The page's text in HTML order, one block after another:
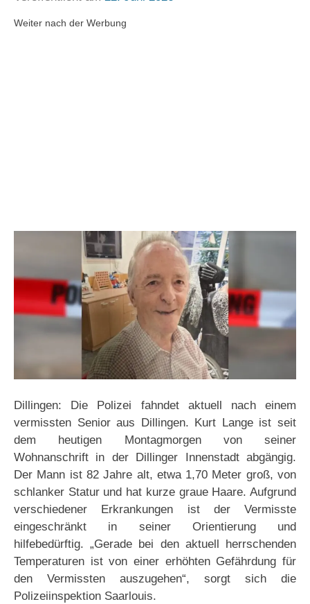
Weiter nach der Werbung
Dillingen: Die Polizei fahndet aktuell nach einem
vermissten Senior aus Dillingen. Kurt Lange ist seit
dem heutigen Montagmorgen von seiner
Wohnanschrift in der Dillinger Innenstadt abgängig.
Der Mann ist 82 Jahre alt, etwa 1,70 Meter groß, von
schlanker Statur und hat kurze graue Haare. Aufgrund
verschiedener Erkrankungen ist der Vermisste
eingeschränkt in seiner Orientierung und
hilfebedürftig. „Gerade bei den aktuell herrschenden
Temperaturen ist von einer erhöhten Gefährdung für
den Vermissten auszugehen“, sorgt sich die
Polizeiinspektion Saarlouis.